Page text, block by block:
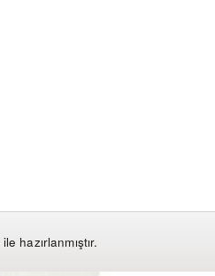
ile hazırlanmıştır.